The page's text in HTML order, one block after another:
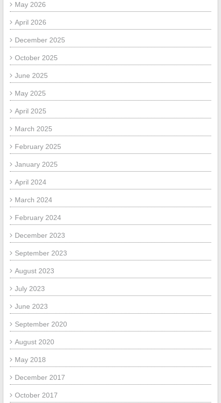
May 2026
April 2026
December 2025
October 2025
June 2025
May 2025
April 2025
March 2025
February 2025
January 2025
April 2024
March 2024
February 2024
December 2023
September 2023
August 2023
July 2023
June 2023
September 2020
August 2020
May 2018
December 2017
October 2017